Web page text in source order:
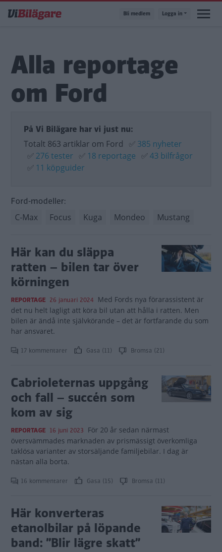
till
Bli medlem Logga in
Alla reportage
om Ford
På Vi Bilägare har vi just nu:
Totalt 863 artiklar om Ford ✅ 385 nyheter
✅ 276 tester ✅ 18 reportage ✅43 bilfrågor
✅ 11 köpguider
Ford-modeller:
C-Max Focus Kuga Mondeo Mustang
Här kan du släppa
ratten – bilen tar över
körningen
REPORTAGE 26 januari 2024 Med Fords nya förarassistent är
det nu helt lagligt att köra bil utan att hålla i ratten. Men
bilen är ändå inte självkörande – det är fortfarande du som
har ansvaret.
17 kommentarer Gasa (11) Bromsa (21)
Cabrioleternas uppgång
och fall – succén som
kom av sig
REPORTAGE 16 juni 2023 För 20 år sedan närmast
översvämmades marknaden av prismässigt överkomliga
taklösa varianter av storsäljande familjebilar. I dag är
nästan alla borta.
16 kommentarer Gasa (15) Bromsa (11)
Här konverteras
etanolbilar på löpande
band: ”Blir lägre skatt”